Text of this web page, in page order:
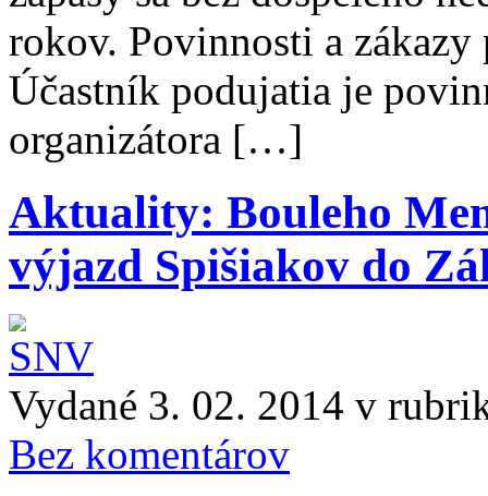
rokov. Povinnosti a
Účastník podujatia je
organizátora […]
Aktuality: Bouleho
výjazd Spišiakov do
Vydané 3. 02. 2014 v
Bez komentárov